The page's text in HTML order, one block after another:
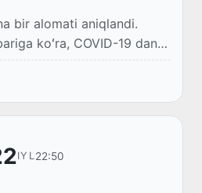
bir alomati aniqlandi.
koʻra, COVID-19 dan
kasallikning keskin soch
maʼlum qilishdi.
IYL22:50